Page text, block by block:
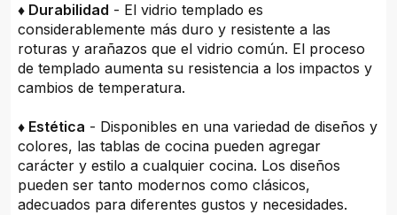
♦ Durabilidad - El vidrio templado es
considerablemente más duro y resistente a las
roturas y arañazos que el vidrio común. El proceso
de templado aumenta su resistencia a los impactos y
cambios de temperatura.
♦ Estética - Disponibles en una variedad de diseños y
colores, las tablas de cocina pueden agregar
carácter y estilo a cualquier cocina. Los diseños
pueden ser tanto modernos como clásicos,
adecuados para diferentes gustos y necesidades.